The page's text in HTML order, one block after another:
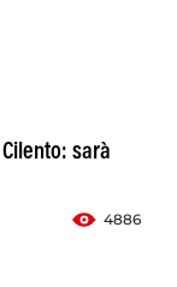
sarà
4886